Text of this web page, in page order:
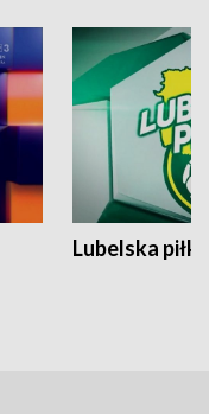
Lubelska piłka